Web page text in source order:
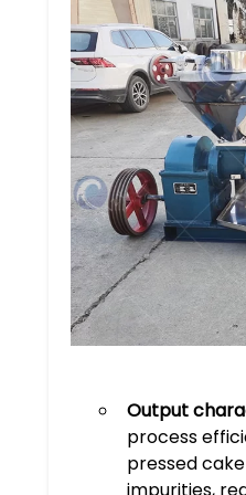
Output
process
pressed
impurities,